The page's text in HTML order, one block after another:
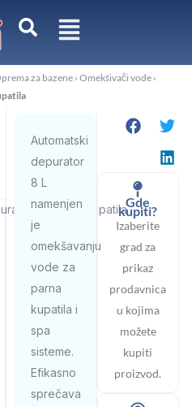
za bazene› Omekšivači vode ›
Automatski
depurator
8 L
namenjen
je
omekšavanju
vode za
parna
kupatila i
spa
sisteme.
Efikasno
sprečava
Gde
kupiti?
Izaberite
grad za
prikaz
prodavnica
u kojima
možete
kupiti
proizvod.